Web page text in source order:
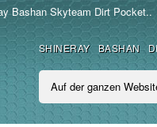
Bashan Skyteam Dirt Pocket..
SHINERAY BASHAN